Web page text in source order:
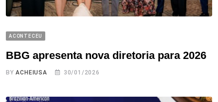
ACONTECEU
BBG apresenta nova diretoria para 2026
BYACHEIUSA 30/01/2026